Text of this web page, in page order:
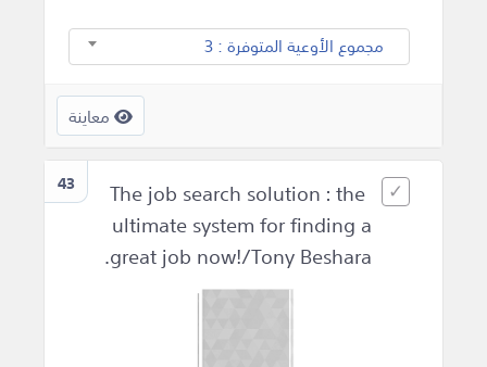
مجموع الأوعية المتوفرة : 3
معاينة
43
The job search solution : the
ultimate system for finding a
great job now!/Tony Beshara.